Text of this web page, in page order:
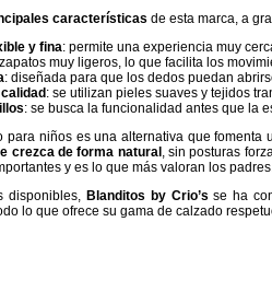
características de esta marca, a
y fina: permite una experiencia muy
muy ligeros, lo que facilita los
: diseñada para que los dedos puedan
: se utilizan pieles suaves y tejidos
: se busca la funcionalidad antes que la
para niños es una alternativa que
crezca de forma natural , sin posturas
y es lo que más valoran los
disponibles, Blanditos by Crio’s se ha
lo que ofrece su gama de calzado